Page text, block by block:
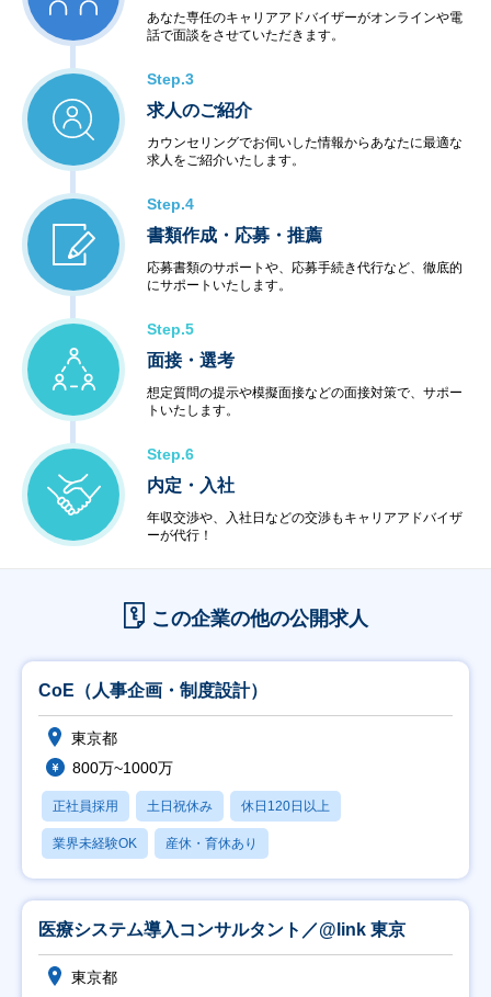
あなた専任のキャリアアドバイザーがオンラインや電
話で面談をさせていただきます。
Step.3
求人のご紹介
カウンセリングでお伺いした情報からあなたに最適な
求人をご紹介いたします。
Step.4
書類作成・応募・推薦
応募書類のサポートや、応募手続き代行など、徹底的
にサポートいたします。
Step.5
面接・選考
想定質問の提示や模擬面接などの面接対策で、サポー
トいたします。
Step.6
内定・入社
年収交渉や、入社日などの交渉もキャリアアドバイザ
ーが代行！
この企業の他の公開求人
CoE（人事企画・制度設計）
東京都
800万~1000万
正社員採用 土日祝休み 休日120日以上
業界未経験OK 産休・育休あり
医療システム導入コンサルタント／@link 東京
東京都